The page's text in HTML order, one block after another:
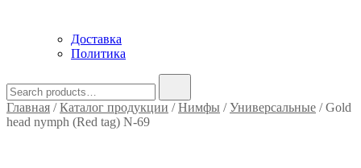
Доставка
Политика
for:
Главная /Каталог продукции /Нимфы /Универсальные / Gold
head nymph (Red tag) N-69